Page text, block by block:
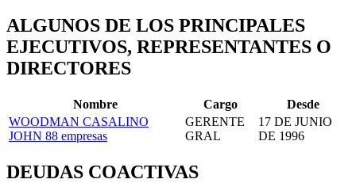
ALGUNOS DE LOS PRINCIPALES
EJECUTIVOS, REPRESENTANTES O
DIRECTORES
Nombre Cargo
Desde
WOODMAN CASALINO
JOHN 88 empresas
GERENTE
GRAL
17 DE JUNIO
DE 1996
DEUDAS COACTIVAS